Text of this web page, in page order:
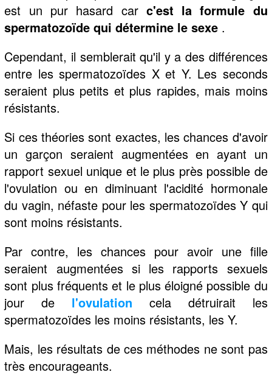
est un pur hasard car c'est la formule du
spermatozoïde qui détermine le sexe .
Cependant, il semblerait qu'il y a des différences
entre les spermatozoïdes X et Y. Les seconds
seraient plus petits et plus rapides, mais moins
résistants.
Si ces théories sont exactes, les chances d'avoir
un garçon seraient augmentées en ayant un
rapport sexuel unique et le plus près possible de
l'ovulation ou en diminuant l'acidité hormonale
du vagin, néfaste pour les spermatozoïdes Y qui
sont moins résistants.
Par contre, les chances pour avoir une fille
seraient augmentées si les rapports sexuels
sont plus fréquents et le plus éloigné possible du
jour de l'ovulation cela détruirait les
spermatozoïdes les moins résistants, les Y.
Mais, les résultats de ces méthodes ne sont pas
très encourageants.